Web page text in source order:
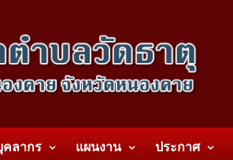
คลากร แผนงาน ประกาศ